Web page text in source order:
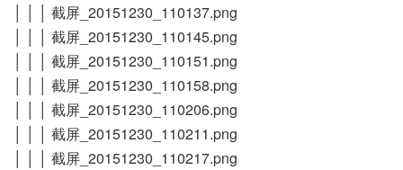
│ │ │ 截屏_20151230_110137.png
│ │ │ 截屏_20151230_110145.png
│ │ │ 截屏_20151230_110151.png
│ │ │ 截屏_20151230_110158.png
│ │ │ 截屏_20151230_110206.png
│ │ │ 截屏_20151230_110211.png
│ │ │ 截屏_20151230_110217.png